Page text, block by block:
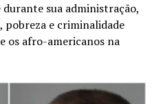
sua administração,
pobreza e criminalidade
os afro-americanos na